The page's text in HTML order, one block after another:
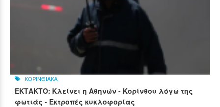
ΚΟΡΙΝΘΙΑΚΑ
ΕΚΤΑΚΤΟ: Κλείνει η Αθηνών - Κορίνθου λόγω της
φωτιάς - Εκτροπές κυκλοφορίας